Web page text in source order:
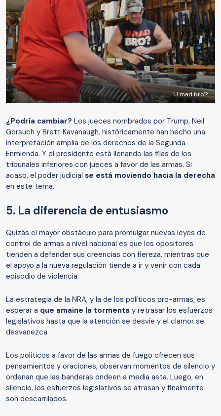
'U mad bro'?
¿Podría cambiar? Los jueces nombrados por Trump, Neil
Gorsuch y Brett Kavanaugh, históricamente han hecho una
interpretación amplia de los derechos de la Segunda
Enmienda. Y el presidente está llenando las filas de los
tribunales inferiores con jueces a favor de las armas. Si
acaso, el poder judicial se está moviendo hacia la derecha
en este tema.
5. La diferencia de entusiasmo
Quizás el mayor obstáculo para promulgar nuevas leyes de
control de armas a nivel nacional es que los opositores
tienden a defender sus creencias con fiereza, mientras que
el apoyo a la nueva regulación tiende a ir y venir con cada
episodio de violencia.
La estrategia de la NRA, y la de los políticos pro-armas, es
esperar a que amaine la tormenta y retrasar los esfuerzos
legislativos hasta que la atención se desvíe y el clamor se
desvanezca.
Los políticos a favor de las armas de fuego ofrecen sus
pensamientos y oraciones, observan momentos de silencio y
ordenan que las banderas ondeen a media asta. Luego, en
silencio, los esfuerzos legislativos se atrasan y finalmente
son descarrilados.